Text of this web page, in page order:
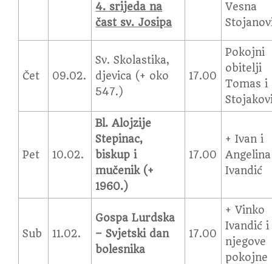
4. srijeda na
čast sv. Josipa
Vesna
Čet 09.02.
Sv. Skolastika,
djevica (+ oko
547.)
17.00
Pokojni
obitelji
Tomas i
Pet 10.02.
Bl. Alojzije
Stepinac,
biskup i
mučenik (+
1960.)
17.00
+ Ivan i
Angelina
Ivandić
Sub 11.02.
Gospa Lurdska
– Svjetski dan
bolesnika
17.00
+ Vinko
Ivandić i
njegove
pokojne